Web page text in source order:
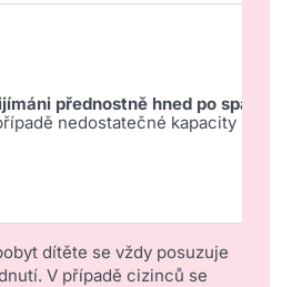
přednostně hned po
nedostatečné kapacity
dítěte se vždy posuzuje
V případě cizinců se